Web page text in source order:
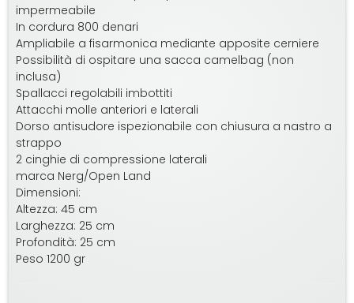
impermeabile
In cordura 800 denari
Ampliabile a fisarmonica mediante apposite cerniere
Possibilità di ospitare una sacca camelbag (non
inclusa)
Spallacci regolabili imbottiti
Attacchi molle anteriori e laterali
Dorso antisudore ispezionabile con chiusura a nastro a
strappo
2 cinghie di compressione laterali
marca Nerg/Open Land
Dimensioni:
Altezza: 45 cm
Larghezza: 25 cm
Profondità: 25 cm
Peso 1200 gr